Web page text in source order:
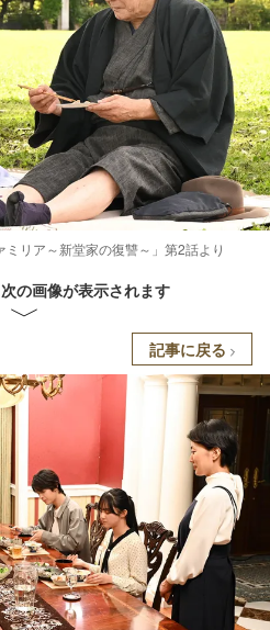
リア～新堂家の復讐～」第2話より
の画像が表示されます
記事に戻る